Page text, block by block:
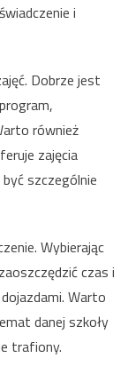
i
Dobrze jest
również
zajęcia
szczególnie
Wybierając
czas i
Warto
danej szkoły
trafiony.